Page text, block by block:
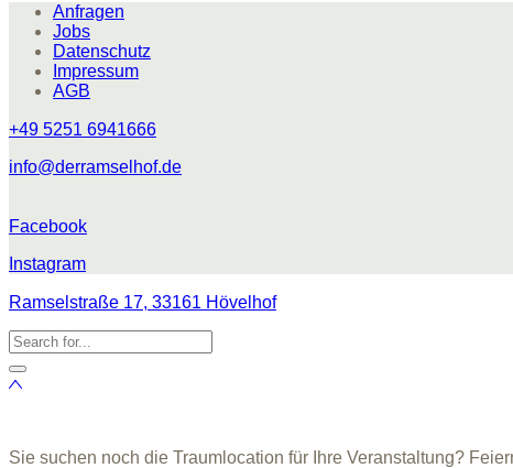
Anfragen
Jobs
Datenschutz
Impressum
AGB
+49 5251 6941666
info@derramselhof.de
Facebook
Instagram
Ramselstraße 17, 33161 Hövelhof
Sie suchen noch die Traumlocation für Ihre Veranstaltung?